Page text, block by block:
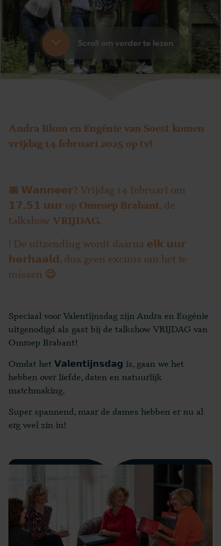
Scroll om verder te lezen
Andra Blom en Eugénie van Soest komen
vrijdag 14 februari 2025 op tv!
📅 𝗪𝗮𝗻𝗻𝗲𝗲𝗿? Vrijdag 14 februari om
𝟭𝟳.𝟱𝟭 𝘂𝘂𝗿 op Omroep Brabant, de
talkshowVRIJDAG.
! De uitzending wordt daarna 𝗲𝗹𝗸 𝘂𝘂𝗿
𝗵𝗲𝗿𝗵𝗮𝗮𝗹𝗱, dus geen excuus om het te
missen 😉
Speciaal voor Valentijnsdag zijn Andra en Eugénie
uitgenodigd als gast bij de talkshow VRIJDAG van
Omroep Brabant!
Omdat het 𝗩𝗮𝗹𝗲𝗻𝘁𝗶𝗷𝗻𝘀𝗱𝗮𝗴 is, gaan we het
hebben over liefde, daten en natuurlijk
matchmaking.
Super spannend, maar de dames hebben er nu al
erg veel zin in!